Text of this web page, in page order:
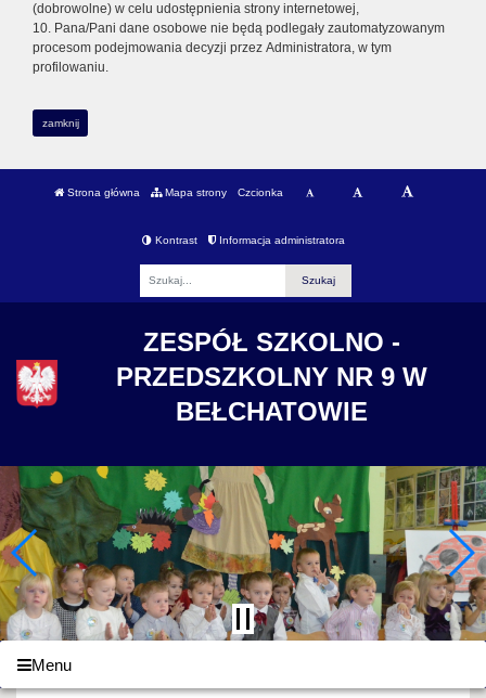
(dobrowolne) w celu udostępnienia strony internetowej,
10. Pana/Pani dane osobowe nie będą podlegały zautomatyzowanym
procesom podejmowania decyzji przez Administratora, w tym
profilowaniu.
zamknij
Strona główna Mapa strony Czcionka
Kontrast Informacja administratora
ZESPÓŁ SZKOLNO -
PRZEDSZKOLNY NR 9 W
BEŁCHATOWIE
Menu